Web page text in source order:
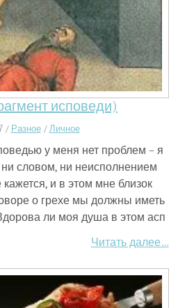
исповеди)
/ Разное/ Личное
у меня нет проблем – я
словом, ни неисполнением
и в этом мне близок
о грехе мы должны иметь
ли моя душа в этом асп
Читать далее…